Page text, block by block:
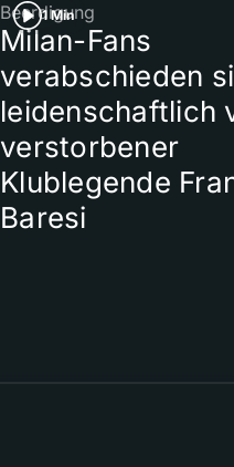
1 Min
Beerdigung
Milan-Fans
verabschieden
leidenschaftlich
verstorbener
Klublegende
Baresi